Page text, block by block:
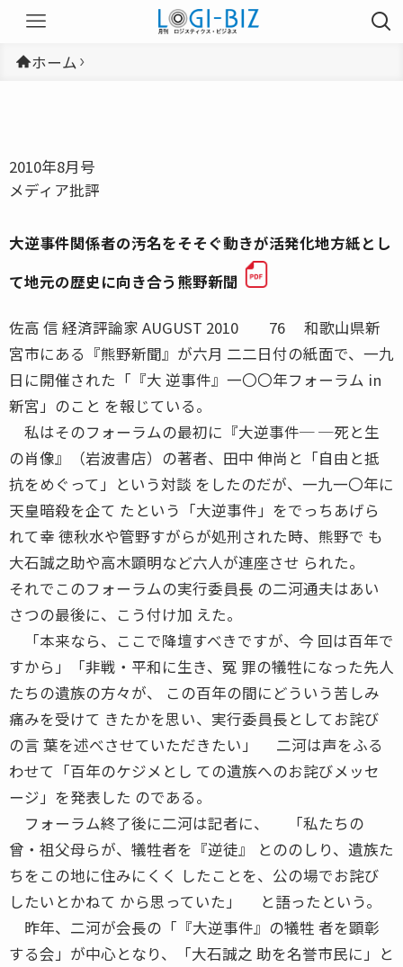
ホーム
2010年8月号
メディア批評
大逆事件関係者の汚名をそそぐ動きが活発化地方紙とし
て地元の歴史に向き合う熊野新聞
佐高 信 経済評論家 AUGUST 2010 76 和歌山県新
宮市にある『熊野新聞』が六月 二二日付の紙面で、一九
日に開催された「『大 逆事件』一〇〇年フォーラム in
新宮」のこと を報じている。
私はそのフォーラムの最初に『大逆事件─ ─死と生
の肖像』（岩波書店）の著者、田中 伸尚と「自由と抵
抗をめぐって」という対談 をしたのだが、一九一〇年に
天皇暗殺を企て たという「大逆事件」をでっちあげら
れて幸 徳秋水や管野すがらが処刑された時、熊野で も
大石誠之助や高木顕明など六人が連座させ られた。
それでこのフォーラムの実行委員長 の二河通夫はあい
さつの最後に、こう付け加 えた。
「本来なら、ここで降壇すべきですが、今 回は百年で
すから」「非戦・平和に生き、冤 罪の犠牲になった先人
たちの遺族の方々が、 この百年の間にどういう苦しみ
痛みを受けて きたかを思い、実行委員長としてお詫び
の言 葉を述べさせていただきたい」 二河は声をふる
わせて「百年のケジメとし ての遺族へのお詫びメッセ
ージ」を発表した のである。
フォーラム終了後に二河は記者に、 「私たちの
曾・祖父母らが、犠牲者を『逆徒』 とののしり、遺族た
ちをこの地に住みにくく したことを、公の場でお詫び
したいとかねて から思っていた」 と語ったという。
昨年、二河が会長の「『大逆事件』の犠牲 者を顕彰
する会」が中心となり、「大石誠之 助を名誉市民に」と